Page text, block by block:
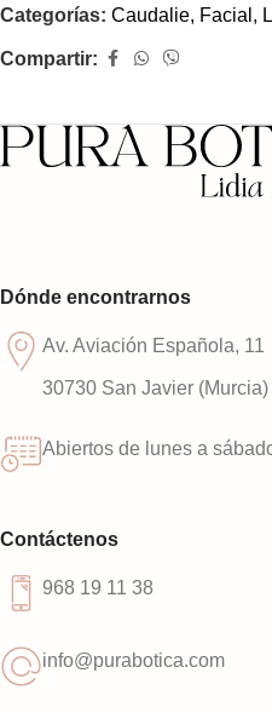
Categorías: Caudalie, Facial ,
Compartir:
Dónde encontrarnos
Av. Aviación Española, 11
30730 San Javier (Murcia)
Abiertos de lunes a
Contáctenos
968 19 11 38
info@purabotica.com